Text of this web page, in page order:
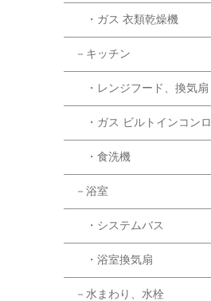
・ガス 衣類乾燥機
－キッチン
・レンジフード、換気扇
・ガス ビルトインコンロ
・食洗機
－浴室
・システムバス
・浴室換気扇
－水まわり、水栓